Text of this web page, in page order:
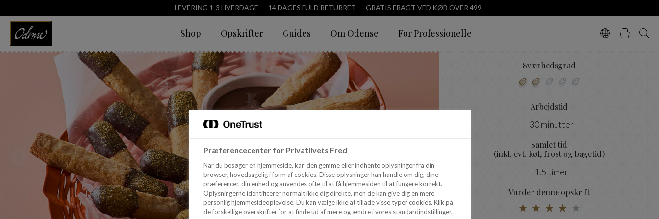
LEVERING 1-3 HVERDAGE 14 DAGES FULD RETURRET GRATIS FRAGT VED KØB OVER 499,-
Shop Opskrifter Guides Om Odense For Professionelle Vælg sprog
Kurv Søg
Sværhedsgrad
Arbejdstid
30 minutter
Samlet tid
(inkl. evt. køl, frost og bagetid)
1,5 timer
Vurder denne opskrift
Præferencecenter for Privatlivets Fred
Når du besøger en hjemmeside, kan den gemme eller indhente oplysninger fra din
browser, hovedsagelig i form af cookies. Disse oplysninger kan handle om dig, dine
præferencer, din enhed og anvendes ofte til at få hjemmesiden til at fungere korrekt.
Oplysningerne identificerer normalt ikke dig direkte, men de kan give dig en mere
personlig hjemmesideoplevelse. Du kan vælge ikke at tillade visse typer cookies. Klik på
de forskellige overskrifter for at finde ud af mere og ændre i vores standardindstillinger.